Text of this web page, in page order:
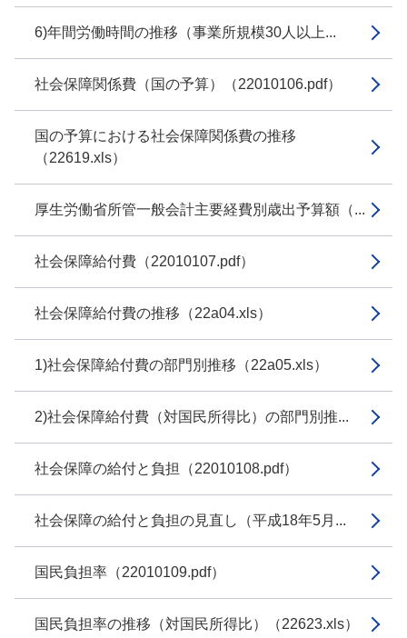
6)年間労働時間の推移（事業所規模30人以上...
社会保障関係費（国の予算）（22010106.pdf）
国の予算における社会保障関係費の推移
（22619.xls）
厚生労働省所管一般会計主要経費別歳出予算額（...
社会保障給付費（22010107.pdf）
社会保障給付費の推移（22a04.xls）
1)社会保障給付費の部門別推移（22a05.xls）
2)社会保障給付費（対国民所得比）の部門別推...
社会保障の給付と負担（22010108.pdf）
社会保障の給付と負担の見直し（平成18年5月...
国民負担率（22010109.pdf）
国民負担率の推移（対国民所得比）（22623.xls）